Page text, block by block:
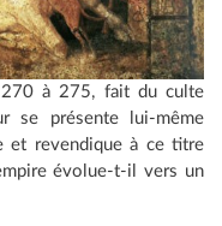
à 275, fait du culte
se présente lui-même
et revendique à ce titre
évolue-t-il vers un